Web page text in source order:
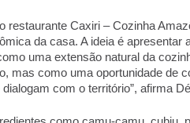
restaurante Caxiri – Cozinha
da casa. A ideia é
uma extensão natural da
mas como uma oportunidade de
com o território”, afirma